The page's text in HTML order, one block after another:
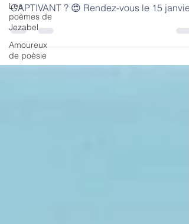
Les
poèmes de
Jezabel
Amoureux
de poèsie
CAPTIVANT ? 😍 Rendez-vous le 15 janvier
à 12h10 et 18h10 sur Radio...